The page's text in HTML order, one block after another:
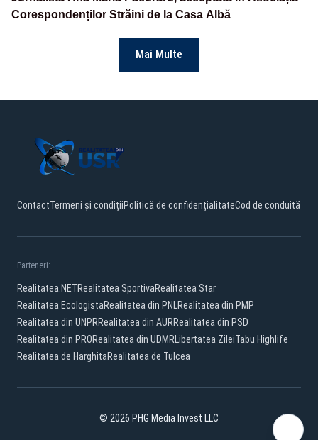
Corespondenților Străini de la Casa Albă
Mai Multe
ContactTermeni și condițiiPolitică de confidențialitateCod de conduită
Parteneri:
Realitatea.NETRealitatea SportivaRealitatea Star
Realitatea EcologistaRealitatea din PNLRealitatea din PMP
Realitatea din UNPRRealitatea din AURRealitatea din PSD
Realitatea din PRORealitatea din UDMRLibertatea ZileiTabu Highlife
Realitatea de HarghitaRealitatea de Tulcea
© 2026 PHG Media Invest LLC